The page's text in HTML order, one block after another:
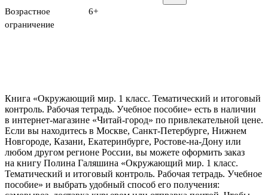
Возрастное
ограничение
6+
Книга «Окружающий мир. 1 класс. Тематический и итоговый
контроль. Рабочая тетрадь. Учебное пособие» есть в наличии
в интернет-магазине «Читай-город» по привлекательной цене.
Если вы находитесь в Москве, Санкт-Петербурге, Нижнем
Новгороде, Казани, Екатеринбурге, Ростове-на-Дону или
любом другом регионе России, вы можете оформить заказ
на книгу Полина Галяшина «Окружающий мир. 1 класс.
Тематический и итоговый контроль. Рабочая тетрадь. Учебное
пособие» и выбрать удобный способ его получения: